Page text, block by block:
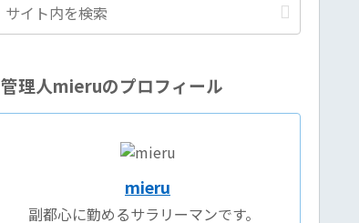
管理人mieruのプロフィール
mieru
副都心に勤めるサラリーマンです。